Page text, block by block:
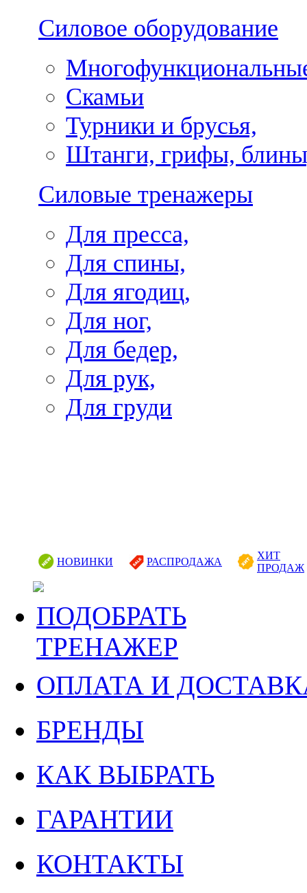
Силовое оборудование
Скамьи
Турники и брусья,
Штанги, грифы,
Силовые тренажеры
Для пресса,
Для спины,
Для ягодиц,
Для ног,
Для бедер,
Для рук,
Для груди
НОВИНКИ РАСПРОДАЖА
ХИТ
ПРОДАЖ
ПОДОБРАТЬ
ТРЕНАЖЕР
ОПЛАТА И
БРЕНДЫ
КАК ВЫБРАТЬ
ГАРАНТИИ
КОНТАКТЫ